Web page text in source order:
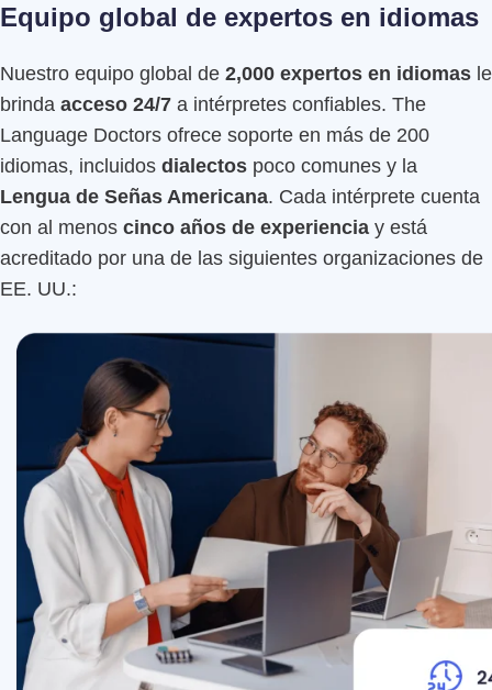
Equipo global de expertos en idiomas
Nuestro equipo global de 2,000 expertos en idiomas le
brinda acceso 24/7 a intérpretes confiables. The
Language Doctors ofrece soporte en más de 200
idiomas, incluidos dialectos poco comunes y la
Lengua de Señas Americana. Cada intérprete cuenta
con al menos cinco años de experiencia y está
acreditado por una de las siguientes organizaciones de
EE. UU.: